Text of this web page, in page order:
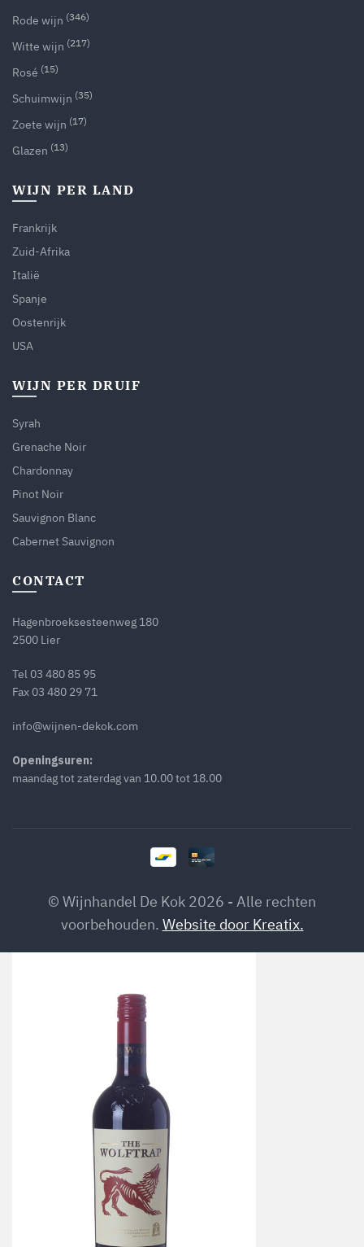
Rode wijn (346)
Witte wijn (217)
Rosé (15)
Schuimwijn (35)
Zoete wijn (17)
Glazen (13)
WIJN PER LAND
Frankrijk
Zuid-Afrika
Italië
Spanje
Oostenrijk
USA
WIJN PER DRUIF
Syrah
Grenache Noir
Chardonnay
Pinot Noir
Sauvignon Blanc
Cabernet Sauvignon
CONTACT
Hagenbroeksesteenweg 180
2500 Lier
Tel 03 480 85 95
Fax 03 480 29 71
info@wijnen-dekok.com
Openingsuren:
maandag tot zaterdag van 10.00 tot 18.00
© Wijnhandel De Kok 2026 - Alle rechten
voorbehouden. Website door Kreatix.